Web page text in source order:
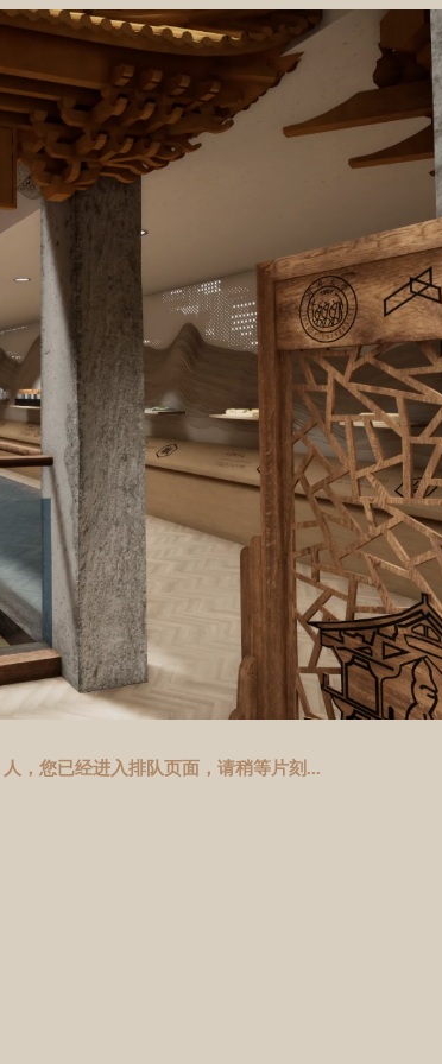
人，您已经进入排队页面，请稍等片刻...